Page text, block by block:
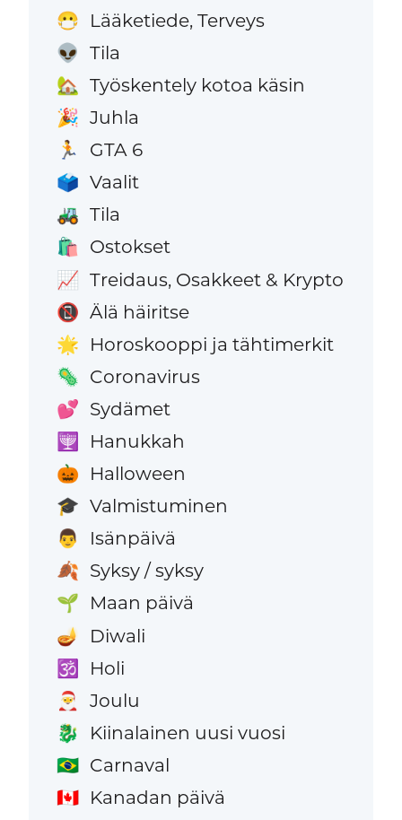
😷 Lääketiede, Terveys
👽 Tila
🏡 Työskentely kotoa käsin
🎉 Juhla
🏃 GTA 6
🗳️ Vaalit
🚜 Tila
🛍️ Ostokset
📈 Treidaus, Osakkeet & Krypto
📵 Älä häiritse
🌟 Horoskooppi ja tähtimerkit
🦠 Coronavirus
💕 Sydämet
🕎 Hanukkah
🎃 Halloween
🎓 Valmistuminen
👨 Isänpäivä
🍂 Syksy / syksy
🌱 Maan päivä
🪔 Diwali
🕉️ Holi
🎅 Joulu
🐉 Kiinalainen uusi vuosi
🇧🇷 Carnaval
🇨🇦 Kanadan päivä